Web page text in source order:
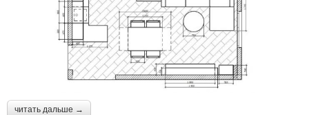
читать дальше →